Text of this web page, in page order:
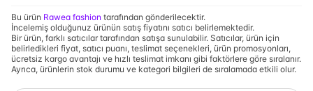
Bu ürün Rawea fashion tarafından gönderilecektir.
İncelemiş olduğunuz ürünün satış fiyatını satıcı belirlemektedir.
Bir ürün, farklı satıcılar tarafından satışa sunulabilir. Satıcılar, ürün için
belirledikleri fiyat, satıcı puanı, teslimat seçenekleri, ürün promosyonları,
ücretsiz kargo avantajı ve hızlı teslimat imkanı gibi faktörlere göre sıralanır.
Ayrıca, ürünlerin stok durumu ve kategori bilgileri de sıralamada etkili olur.